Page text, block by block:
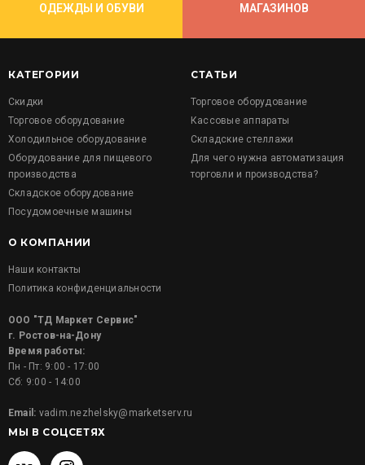
ОДЕЖДЫ И ОБУВИ
МАГАЗИНОВ
КАТЕГОРИИ
Скидки
Торговое оборудование
Холодильное оборудование
Оборудование для пищевого
производства
Складское оборудование
Посудомоечные машины
СТАТЬИ
Торговое оборудование
Кассовые аппараты
Складские стеллажи
Для чего нужна автоматизация
торговли и производства?
О КОМПАНИИ
Наши контакты
Политика конфиденциальности
ООО "ТД Маркет Сервис"
г. Ростов-на-Дону
Время работы:
Пн - Пт: 9:00 - 17:00
Сб: 9:00 - 14:00
Email: vadim.nezhelsky@marketserv.ru
МЫ В СОЦСЕТЯХ